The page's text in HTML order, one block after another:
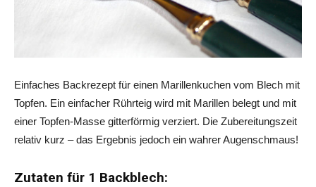
Einfaches Backrezept für einen Marillenkuchen vom Blech mit
Topfen. Ein einfacher Rührteig wird mit Marillen belegt und mit
einer Topfen-Masse gitterförmig verziert. Die Zubereitungszeit
relativ kurz – das Ergebnis jedoch ein wahrer Augenschmaus!
Zutaten für 1 Backblech: